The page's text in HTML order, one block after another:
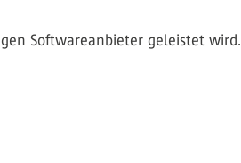
Softwareanbieter geleistet wird.